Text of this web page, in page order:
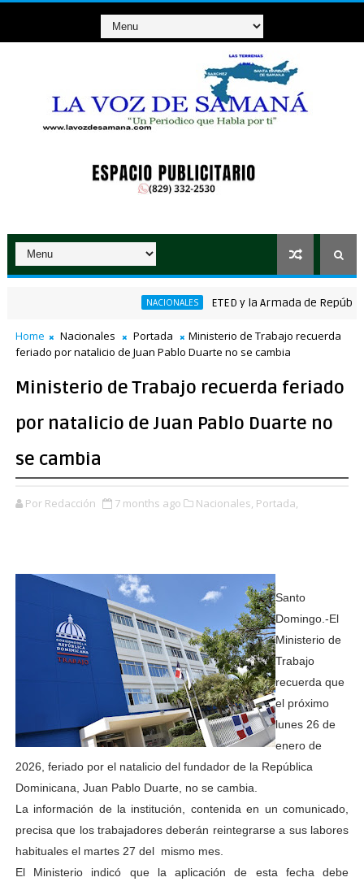
NACIONALES ETED y la Armada de República
ganador de RD$37 millones con el Loto
Home Nacionales Portada
Ministerio de Trabajo recuerda
feriado por natalicio de Juan Pablo Duarte no se cambia
Ministerio de Trabajo recuerda feriado
por natalicio de Juan Pablo Duarte no
se cambia
Por Redacción 7 months ago Nacionales, Portada,
Santo
Domingo.-El
Ministerio de
Trabajo
recuerda que
el próximo
lunes 26 de
enero de
2026, feriado por el natalicio del fundador de la República
Dominicana, Juan Pablo Duarte, no se cambia.
La información de la institución, contenida en un comunicado,
precisa que los trabajadores deberán reintegrarse a sus labores
habituales el martes 27 del mismo mes.
El Ministerio indicó que la aplicación de esta fecha debe